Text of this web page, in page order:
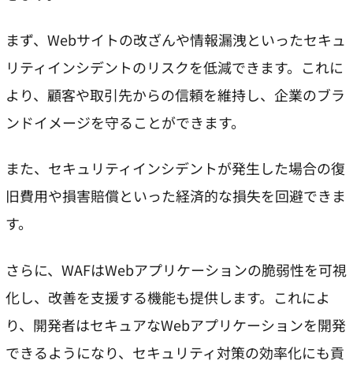
まず、Webサイトの改ざんや情報漏洩といったセキュ
リティインシデントのリスクを低減できます。これに
より、顧客や取引先からの信頼を維持し、企業のブラ
ンドイメージを守ることができます。
また、セキュリティインシデントが発生した場合の復
旧費用や損害賠償といった経済的な損失を回避できま
す。
さらに、WAFはWebアプリケーションの脆弱性を可視
化し、改善を支援する機能も提供します。これによ
り、開発者はセキュアなWebアプリケーションを開発
できるようになり、セキュリティ対策の効率化にも貢